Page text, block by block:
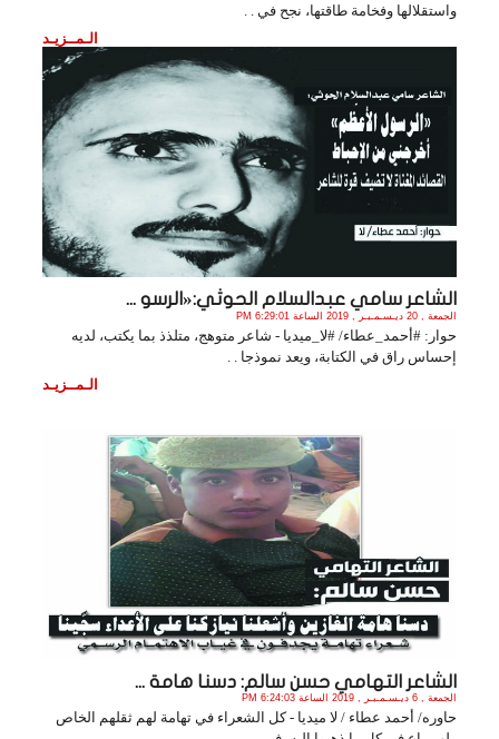
واستقلالها وفخامة طاقتها، نجح في . .
الـمــزيـد
الشاعر سامي عبدالسلام الحوثي:«الرسو ...
الجمعة , 20 ديـسـمـبـر , 2019 الساعة 6:29:01 PM
حوار: #أحمد_عطاء/ #لا_ميديا - شاعر متوهج، متلذذ بما يكتب، لديه
إحساس راق في الكتابة، ويعد نموذجا . .
الـمــزيـد
الشاعر التهامي حسن سالم: دسنا هامة ...
الجمعة , 6 ديـسـمـبـر , 2019 الساعة 6:24:03 PM
حاوره/ أحمد عطاء / لا ميديا - كل الشعراء في تهامة لهم ثقلهم الخاص